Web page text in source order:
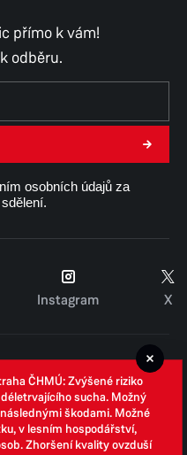
přímo k vám!
odběru.
osobních údajů za
Instagram X
ČHMÚ: Zvýšené riziko
sucha. Možný
škodami. Možné
v lesním hospodářství,
Zhoršení kvality ovzduší